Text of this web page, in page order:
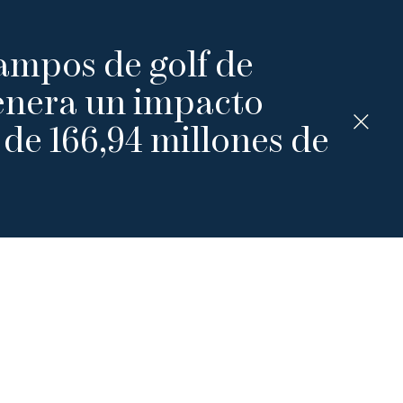
de golf de
un impacto
166,94 millones de